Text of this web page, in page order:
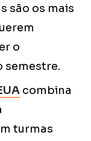
são os mais
o
semestre.
combina
turmas